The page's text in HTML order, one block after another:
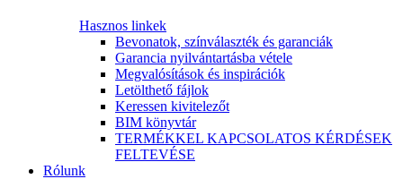
Hasznos linkek
Bevonatok, színválaszték és garanciák
Garancia nyilvántartásba vétele
Megvalósítások és inspirációk
Letölthető fájlok
Keressen kivitelezőt
BIM könyvtár
TERMÉKKEL KAPCSOLATOS KÉRDÉSEK
FELTEVÉSE
Rólunk